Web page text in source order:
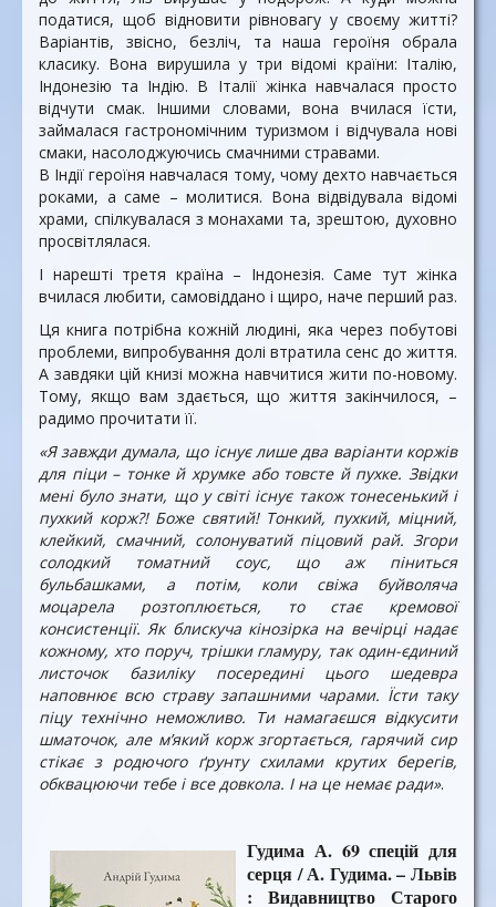
податися, щоб відновити рівновагу у своєму житті?
Варіантів, звісно, безліч, та наша героїня обрала
класику. Вона вирушила у три відомі країни: Італію,
Індонезію та Індію. В Італії жінка навчалася просто
відчути смак. Іншими словами, вона вчилася їсти,
займалася гастрономічним туризмом і відчувала нові
смаки, насолоджуючись смачними стравами.
В Індії героїня навчалася тому, чому дехто навчається
роками, а саме – молитися. Вона відвідувала відомі
храми, спілкувалася з монахами та, зрештою, духовно
просвітлялася.
І нарешті третя країна – Індонезія. Саме тут жінка
вчилася любити, самовіддано і щиро, наче перший раз.
Ця книга потрібна кожній людині, яка через побутові
проблеми, випробування долі втратила сенс до життя.
А завдяки цій книзі можна навчитися жити по-новому.
Тому, якщо вам здається, що життя закінчилося, –
радимо прочитати її.
«Я завжди думала, що існує лише два варіанти коржів
для піци – тонке й хрумке або товсте й пухке. Звідки
мені було знати, що у світі існує також тонесенький і
пухкий корж?! Боже святий! Тонкий, пухкий, міцний,
клейкий, смачний, солонуватий піцовий рай. Згори
солодкий томатний соус, що аж піниться
бульбашками, а потім, коли свіжа буйволяча
моцарела розтоплюється, то стає кремової
консистенції. Як блискуча кінозірка на вечірці надає
кожному, хто поруч, трішки гламуру, так один-єдиний
листочок базиліку посередині цього шедевра
наповнює всю страву запашними чарами. Їсти таку
піцу технічно неможливо. Ти намагаєшся відкусити
шматочок, але м’який корж згортається, гарячий сир
стікає з родючого ґрунту схилами крутих берегів,
обквацюючи тебе і все довкола. І на це немає ради».
Гудима А. 69 спецій для
серця / А. Гудима. – Львів
: Видавництво Старого